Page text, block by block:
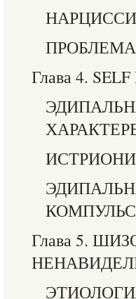
Глава 4.
Глава 5.